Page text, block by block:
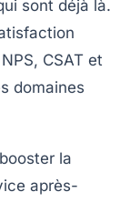
sont déjà là.
CSAT et
domaines
la
après-